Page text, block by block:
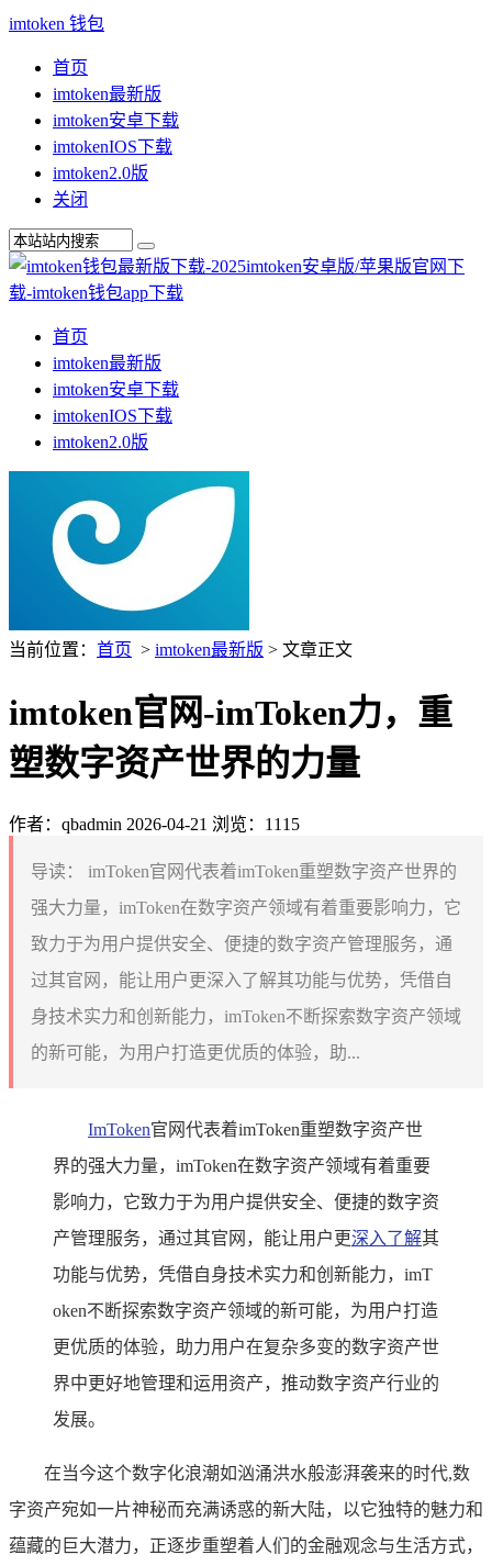
imtoken 钱包
首页
imtoken最新版
imtoken安卓下载
imtokenIOS下载
imtoken2.0版
关闭
首页
imtoken最新版
imtoken安卓下载
imtokenIOS下载
imtoken2.0版
当前位置： 首页 > imtoken最新版 > 文章正文
imtoken官网-imToken力，重
塑数字资产世界的力量
作者：qbadmin 2026-04-21 浏览：1115
导读：
imToken官网代表着imToken重塑数字资产世界的
强大力量，imToken在数字资产领域有着重要影响力，它
致力于为用户提供安全、便捷的数字资产管理服务，通
过其官网，能让用户更深入了解其功能与优势，凭借自
身技术实力和创新能力，imToken不断探索数字资产领域
的新可能，为用户打造更优质的体验，助...
ImToken官网代表着imToken重塑数字资产世
界的强大力量，imToken在数字资产领域有着重要
影响力，它致力于为用户提供安全、便捷的数字资
产管理服务，通过其官网，能让用户更深入了解其
功能与优势，凭借自身技术实力和创新能力，imT
oken不断探索数字资产领域的新可能，为用户打造
更优质的体验，助力用户在复杂多变的数字资产世
界中更好地管理和运用资产，推动数字资产行业的
发展。
在当今这个数字化浪潮如汹涌洪水般澎湃袭来的时代,数
字资产宛如一片神秘而充满诱惑的新大陆，以它独特的魅力和
蕴藏的巨大潜力，正逐步重塑着人们的金融观念与生活方式，